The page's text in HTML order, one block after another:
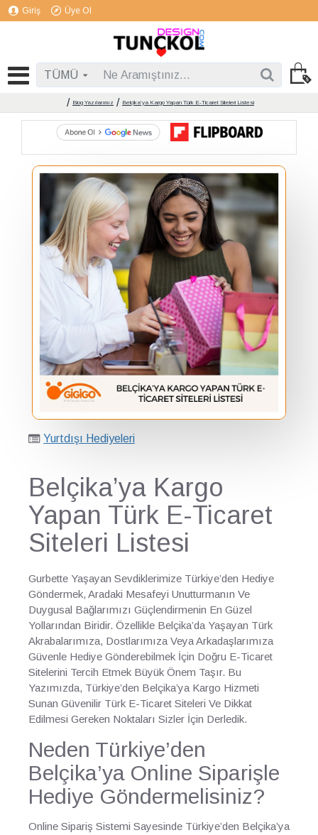
Giriş Üye Ol
TÜMÜ
Blog Yazılarımız Belçika’ya Kargo Yapan Türk E-Ticaret Siteleri Listesi
Yurtdışı Hediyeleri
Belçika’ya Kargo
Yapan Türk E-Ticaret
Siteleri Listesi
Gurbette Yaşayan Sevdiklerimize Türkiye’den Hediye
Göndermek, Aradaki Mesafeyi Unutturmanın Ve
Duygusal Bağlarımızı Güçlendirmenin En Güzel
Yollarından Biridir. Özellikle Belçika’da Yaşayan Türk
Akrabalarımıza, Dostlarımıza Veya Arkadaşlarımıza
Güvenle Hediye Gönderebilmek İçin Doğru E-Ticaret
Sitelerini Tercih Etmek Büyük Önem Taşır. Bu
Yazımızda, Türkiye’den Belçika’ya Kargo Hizmeti
Sunan Güvenilir Türk E-Ticaret Siteleri Ve Dikkat
Edilmesi Gereken Noktaları Sizler İçin Derledik.
Neden Türkiye’den
Belçika’ya Online Siparişle
Hediye Göndermelisiniz?
Online Sipariş Sistemi Sayesinde Türkiye’den Belçika’ya